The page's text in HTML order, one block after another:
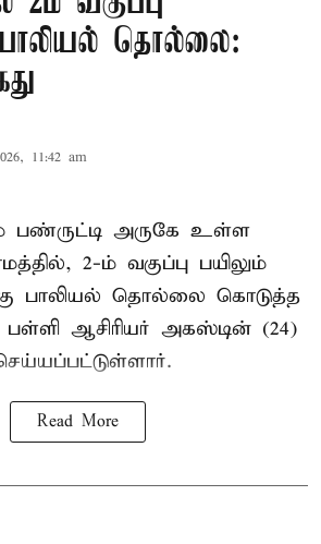
தொல்லை:
11:42 am
பண்ருட்டி அருகே உள்ள
2-ம் வகுப்பு பயிலும்
பாலியல் தொல்லை கொடுத்த
பள்ளி ஆசிரியர் அகஸ்டின் (24)
Read More